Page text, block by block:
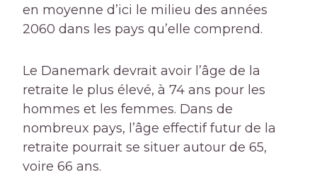
en moyenne d’ici le milieu des années
2060 dans les pays qu’elle comprend.
Le Danemark devrait avoir l’âge de la
retraite le plus élevé, à 74 ans pour les
hommes et les femmes. Dans de
nombreux pays, l’âge effectif futur de la
retraite pourrait se situer autour de 65,
voire 66 ans.